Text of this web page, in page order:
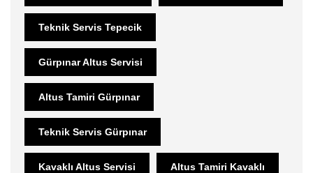
Teknik Servis Tepecik
Gürpınar Altus Servisi
Altus Tamiri Gürpınar
Teknik Servis Gürpınar
Kavaklı Altus Servisi Altus Tamiri Kavaklı